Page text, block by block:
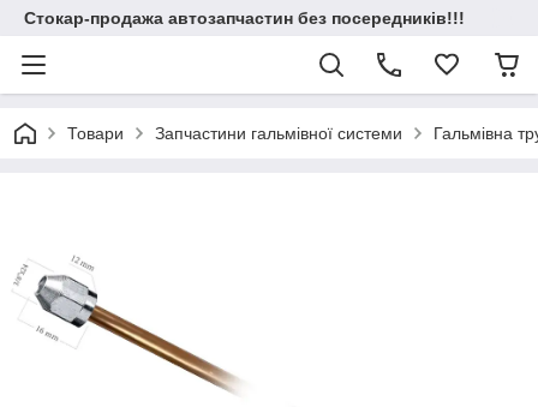
Стокар-продажа автозапчастин без посередників!!!
Товари Запчастини гальмівної системи Гальмівна